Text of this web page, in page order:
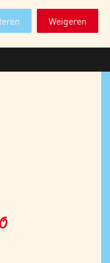
Weigeren